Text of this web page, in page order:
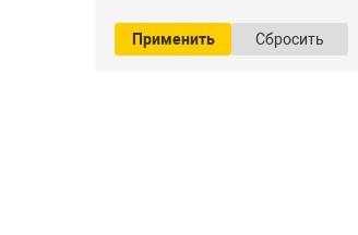
Применить Сбросить